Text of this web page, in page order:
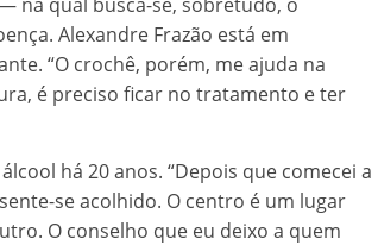
Alexandre Frazão está em
“O crochê, porém, me ajuda na
é preciso ficar no tratamento e ter
há 20 anos. “Depois que comecei a
se acolhido. O centro é um lugar
O conselho que eu deixo a quem